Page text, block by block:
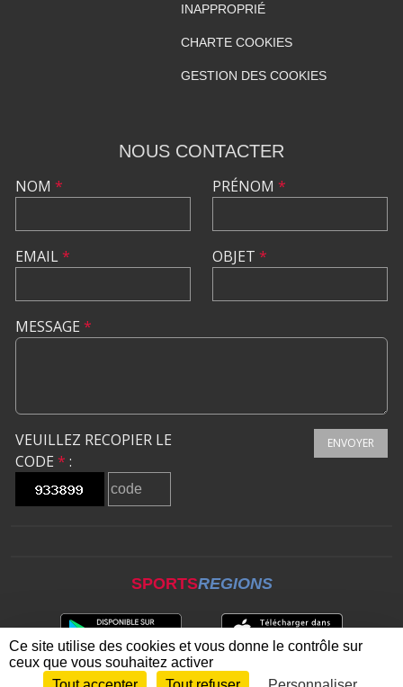
INAPPROPRIÉ
CHARTE COOKIES
GESTION DES COOKIES
NOUS CONTACTER
NOM *
EMAIL*
PRÉNOM *
OBJET *
MESSAGE *
VEUILLEZ RECOPIER LE
CODE * :
ENVOYER
SPORTSREGIONS
Ce site utilise des cookies et vous donne le contrôle sur
ceux que vous souhaitez activer